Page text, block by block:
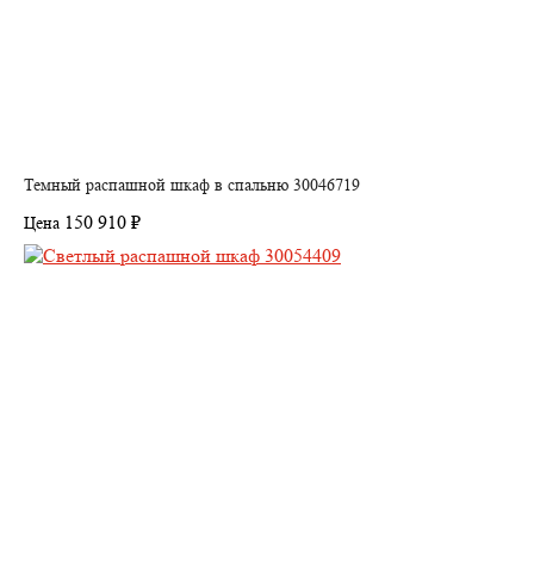
Темный распашной шкаф в спальню 30046719
Цена 150 910 ₽